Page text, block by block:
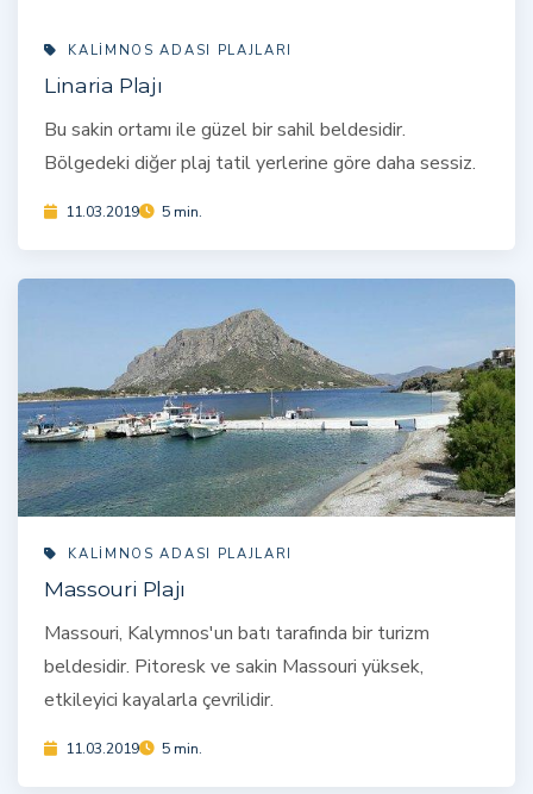
KALIMNOS ADASI PLAJLARI
Linaria Plajı
Bu sakin ortamı ile güzel bir sahil beldesidir.
Bölgedeki diğer plaj tatil yerlerine göre daha sessiz.
11.03.2019 5 min.
KALIMNOS ADASI PLAJLARI
Massouri Plajı
Massouri, Kalymnos'un batı tarafında bir turizm
beldesidir. Pitoresk ve sakin Massouri yüksek,
etkileyici kayalarla çevrilidir.
11.03.2019 5 min.